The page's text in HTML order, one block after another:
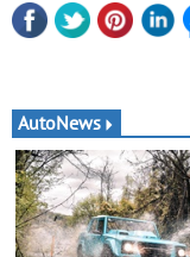
AutoNews